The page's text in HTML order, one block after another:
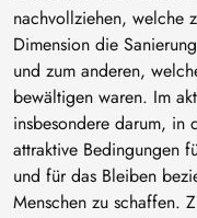
nachvollziehen, welche
Dimension die
und zum anderen,
bewältigen waren. Im
insbesondere darum, in
attraktive Bedingungen
und für das Bleiben
Menschen zu schaffen.